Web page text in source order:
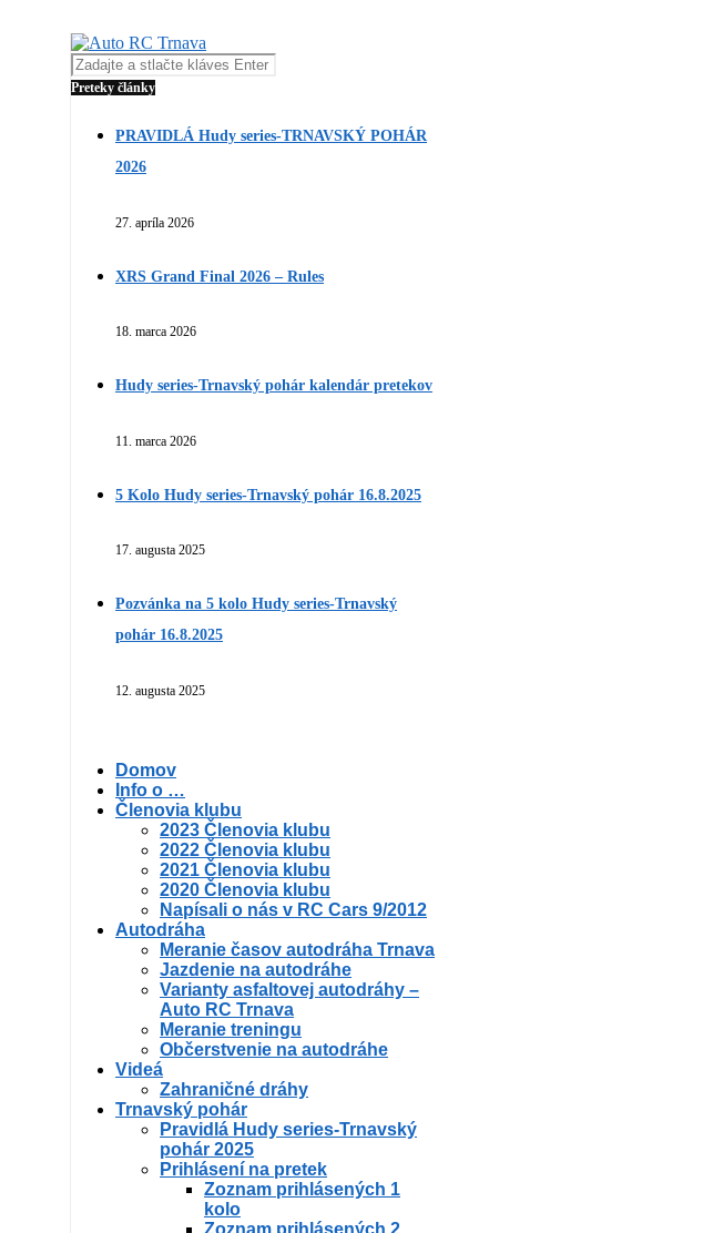
Preteky články
PRAVIDLÁ Hudy series-TRNAVSKÝ POHÁR
2026
27. apríla 2026
XRS Grand Final 2026 – Rules
18. marca 2026
Hudy series-Trnavský pohár kalendár pretekov
11. marca 2026
5 Kolo Hudy series-Trnavský pohár 16.8.2025
17. augusta 2025
Pozvánka na 5 kolo Hudy series-Trnavský
pohár 16.8.2025
12. augusta 2025
Domov
Info o …
Členovia klubu
2023 Členovia klubu
2022 Členovia klubu
2021 Členovia klubu
2020 Členovia klubu
Napísali o nás v RC Cars 9/2012
Autodráha
Meranie časov autodráha Trnava
Jazdenie na autodráhe
Varianty asfaltovej autodráhy –
Auto RC Trnava
Meranie treningu
Občerstvenie na autodráhe
Videá
Zahraničné dráhy
Trnavský pohár
Pravidlá Hudy series-Trnavský
pohár 2025
Prihlásení na pretek
Zoznam prihlásených 1
kolo
Zoznam prihlásených 2